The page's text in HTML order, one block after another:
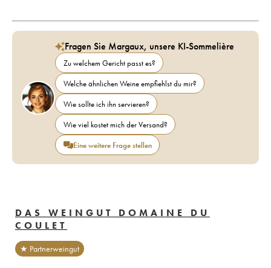
Fragen Sie Margaux, unsere KI-Sommelière
Zu welchem Gericht passt es?
Welche ähnlichen Weine empfiehlst du mir?
Wie sollte ich ihn servieren?
Wie viel kostet mich der Versand?
Eine weitere Frage stellen
DAS WEINGUT DOMAINE DU
COULET
★ Partnerweingut